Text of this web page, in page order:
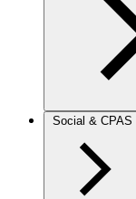
Social & CPAS